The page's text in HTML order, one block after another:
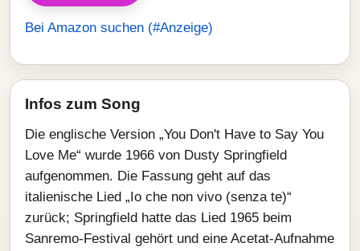
Bei Amazon suchen (#Anzeige)
Infos zum Song
Die englische Version „You Don't Have to Say You
Love Me“ wurde 1966 von Dusty Springfield
aufgenommen. Die Fassung geht auf das
italienische Lied „Io che non vivo (senza te)“
zurück; Springfield hatte das Lied 1965 beim
Sanremo-Festival gehört und eine Acetat-Aufnahme